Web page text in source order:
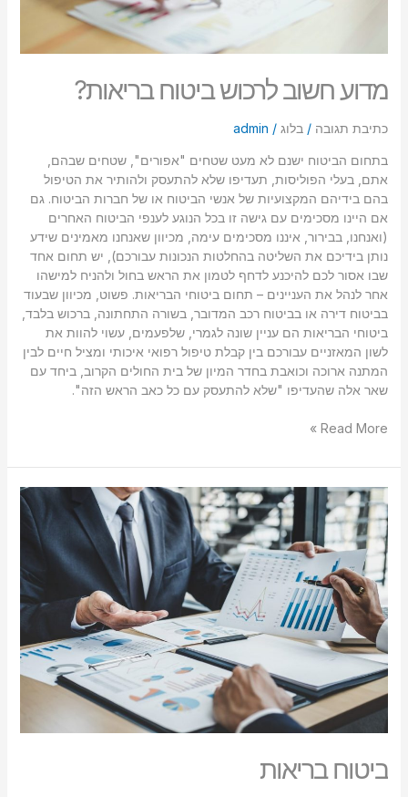
מדוע חשוב לרכוש ביטוח בריאות?
כתיבת תגובה / בלוג/
admin
בתחום הביטוח ישנם לא מעט שטחים "אפורים", שטחים שבהם,
אתם, בעלי הפוליסות, תעדיפו שלא להתעסק ולהותיר את הטיפול
בהם בידיהם המקצועיות של אנשי הביטוח או של חברות הביטוח. גם
אם היינו מסכימים עם גישה זו בכל הנוגע לענפי הביטוח האחרים
(ואנחנו, בבירור, איננו מסכימים עימה, מכיוון שאנחנו מאמינים שידע
נותן בידיכם את השליטה בהחלטות הנכונות עבורכם), יש תחום אחד
שבו אסור לכם להיכנע לדחף לטמון את הראש בחול ולהניח למישהו
אחר לנהל את העניינים – תחום ביטוחי הבריאות. פשוט, מכיוון שבעוד
בביטוח דירה או בביטוח רכב המדובר, בשורה התחתונה, ברכוש בלבד,
ביטוחי הבריאות הם עניין שונה לגמרי, שלפעמים, עשוי להוות את
לשון המאזניים עבורכם בין קבלת טיפול רפואי איכותי ומציל חיים לבין
המתנה ארוכה וכואבת בחדר המיון של בית החולים הקרוב, ביחד עם
שאר אלה שהעדיפו "שלא להתעסק עם כל כאב הראש הזה".
Read More »
ביטוח בריאות
ביטוח
בריאות